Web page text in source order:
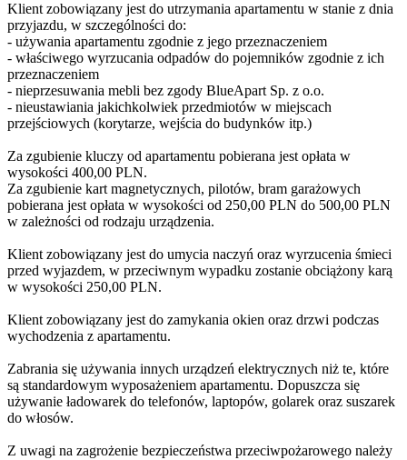
Klient zobowiązany jest do utrzymania apartamentu w stanie z dnia
przyjazdu, w szczególności do:
- używania apartamentu zgodnie z jego przeznaczeniem
- właściwego wyrzucania odpadów do pojemników zgodnie z ich
przeznaczeniem
- nieprzesuwania mebli bez zgody BlueApart Sp. z o.o.
- nieustawiania jakichkolwiek przedmiotów w miejscach
przejściowych (korytarze, wejścia do budynków itp.)
Za zgubienie kluczy od apartamentu pobierana jest opłata w
wysokości 400,00 PLN.
Za zgubienie kart magnetycznych, pilotów, bram garażowych
pobierana jest opłata w wysokości od 250,00 PLN do 500,00 PLN
w zależności od rodzaju urządzenia.
Klient zobowiązany jest do umycia naczyń oraz wyrzucenia śmieci
przed wyjazdem, w przeciwnym wypadku zostanie obciążony karą
w wysokości 250,00 PLN.
Klient zobowiązany jest do zamykania okien oraz drzwi podczas
wychodzenia z apartamentu.
Zabrania się używania innych urządzeń elektrycznych niż te, które
są standardowym wyposażeniem apartamentu. Dopuszcza się
używanie ładowarek do telefonów, laptopów, golarek oraz suszarek
do włosów.
Z uwagi na zagrożenie bezpieczeństwa przeciwpożarowego należy